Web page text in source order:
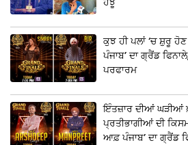
ਕੁਝ ਹੀ ਪਲਾਂ ‘ਚ ਸ਼ੁਰੂ
ਪੰਜਾਬ’ ਦਾ ਗ੍ਰੈਂਡ
ਪਰਫਾਰਮ
ਇੰਤਜ਼ਾਰ ਦੀਆਂ ਘੜੀਆਂ
ਪ੍ਰਤੀਭਾਗੀਆਂ ਦੀ
ਆਫ਼ ਪੰਜਾਬ’ ਦਾ ਗ੍ਰੈਂਡ